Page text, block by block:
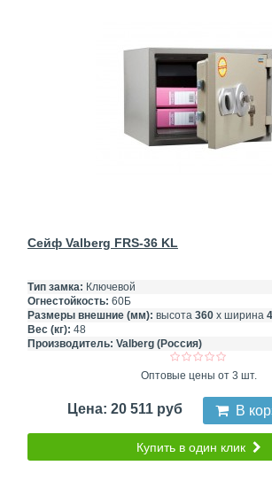
Сейф Valberg FRS-36 KL
Тип замка: Ключевой
Огнестойкость: 60Б
Размеры внешние (мм): высота 360 х ширина
Вес (кг): 48
Производитель: Valberg (Россия)
Оптовые цены от 3 шт.
Цена: 20 511 руб В
Купить в один клик